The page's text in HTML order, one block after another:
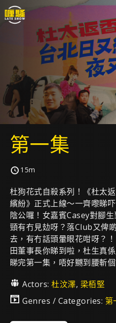
第一集
15m
杜狗花式自殺系列！《杜太
繽紛》正式上線～一齊嚟睇
陰公囉！女嘉賓Casey對腳
頸有冇見攰呀？落Club又俾
去，有冇話頭暈眼花咁呀？！
田董事長你睇到啦，杜生真
睇完第一集，唔好嬲到腰斬個
Actors:杜汶澤, 梁栢堅
Genres / Categories: 第